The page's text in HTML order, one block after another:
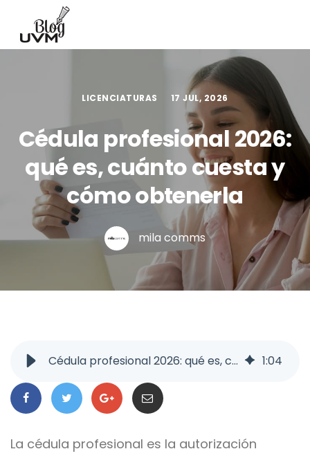
LICENCIATURAS 17 JUL, 2026
Cédula profesional 2026:
qué es, cuánto cuesta y
cómo obtenerla
mila comms
Cédula profesional 2026: qué es, cuánto cuesta y cómo obtenerla 1:04
La cédula profesional es la autorización